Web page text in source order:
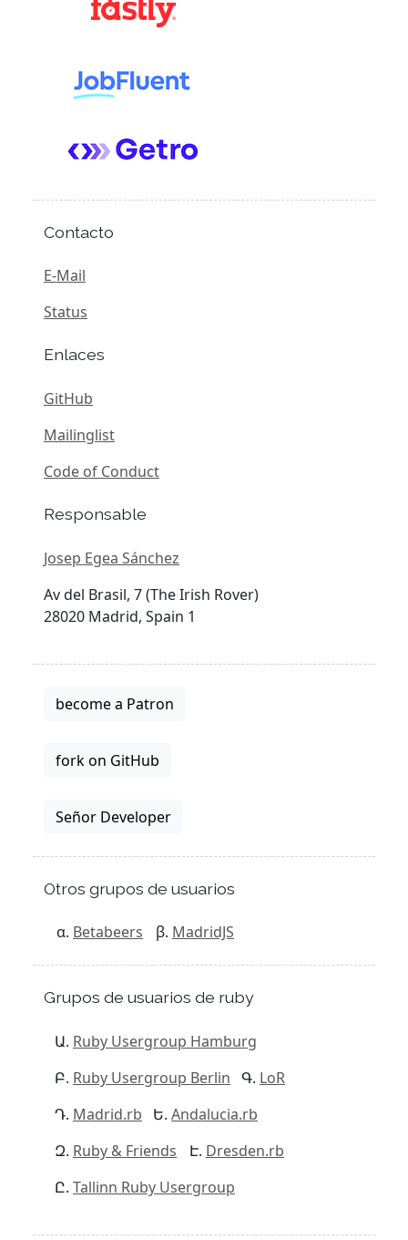
Contacto
E-Mail
Status
Enlaces
GitHub
Mailinglist
Code of Conduct
Responsable
Josep Egea Sánchez
Av del Brasil, 7 (The Irish Rover)
28020 Madrid, Spain 1
become a Patron
fork on GitHub
Señor Developer
Otros grupos de usuarios
Betabeers MadridJS
Grupos de usuarios de ruby
Ruby Usergroup Hamburg
Ruby Usergroup Berlin
LoR
Madrid.rb
Andalucia.rb
Ruby & Friends
Dresden.rb
Tallinn Ruby Usergroup